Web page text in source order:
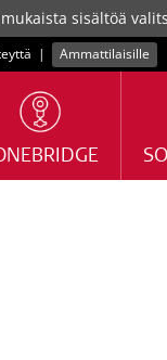
sisältöä
| Ammattilaisille